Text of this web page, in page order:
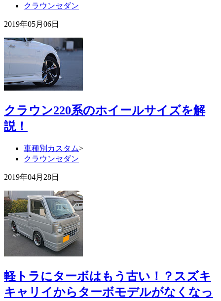
クラウンセダン
2019年05月06日
クラウン220系のホイールサイズを解
説！
車種別カスタム>
クラウンセダン
2019年04月28日
軽トラにターボはもう古い！？スズキ
キャリイからターボモデルがなくなっ